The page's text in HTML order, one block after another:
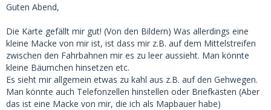
Guten Abend,
Die Karte gefällt mir gut! (Von den Bildern) Was allerdings eine
kleine Macke von mir ist, ist dass mir z.B. auf dem Mittelstreifen
zwischen den Fahrbahnen mir es zu leer aussieht. Man könnte
kleine Bäumchen hinsetzen etc.
Es sieht mir allgemein etwas zu kahl aus z.B. auf den Gehwegen.
Man könnte auch Telefonzellen hinstellen oder Briefkästen (Aber
das ist eine Macke von mir, die ich als Mapbauer habe)